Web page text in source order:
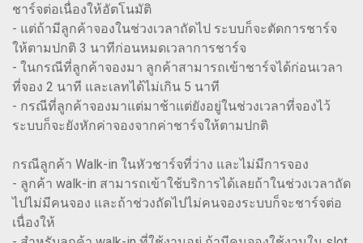
ชาร์จต่อเนื่องให้อัตโนมัติ
- แต่ถ้ามีลูกค้าจองในช่วงเวลาถัดไป ระบบก็จะตัดการชาร์จ
ให้ตามปกติ 3 นาทีก่อนหมดเวลาการชาร์จ
- ในกรณีที่ลูกค้าจองมา ลูกค้าสามารถเข้าชาร์จได้ก่อนเวลา
ที่จอง 2 นาที และเลทได้ไม่เกิน 5 นาที
- กรณีที่ลูกค้าจองมาแต่มาช้าแต่ยังอยู่ในช่วงเวลาที่จองไว้
ระบบก็จะยังหักค่าจองจากค่าชาร์จให้ตามปกติ
กรณีลูกค้า Walk-in ในหัวชาร์จที่ว่าง และไม่มีการจอง
- ลูกค้า walk-in สามารถเข้าใช้บริการได้เลยถ้าในช่วงเวลาถัด
ไปไม่มีคนจอง และถ้าช่วงถัดไปไม่คนจองระบบก็จะชาร์จต่อ
เนื่องให้